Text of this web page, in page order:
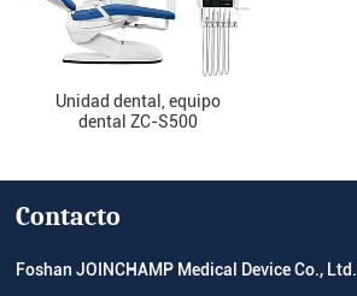
Unidad dental, equipo
dental ZC-S500
Contacto
Foshan JOINCHAMP Medical Device Co., Ltd.